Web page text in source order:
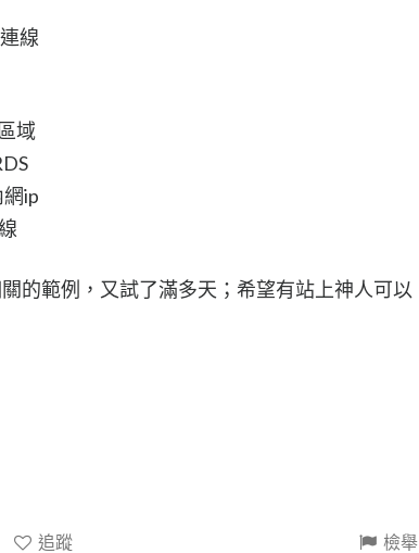
線
域
ip
的範例，又試了滿多天；希望有站上神人可以
追蹤 檢舉